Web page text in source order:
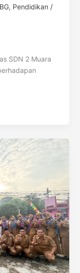
, Pendidikan /
SDN 2 Muara